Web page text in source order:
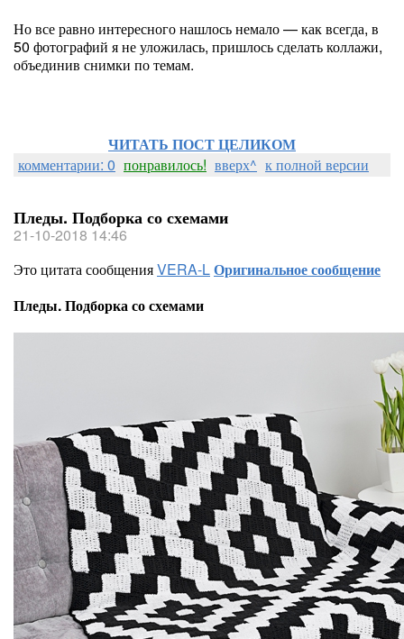
Но все равно интересного нашлось немало — как всегда, в
50 фотографий я не уложилась, пришлось сделать коллажи,
объединив снимки по темам.
ЧИТАТЬ ПОСТ ЦЕЛИКОМ
комментарии: 0 понравилось! вверх^ к полной версии
Пледы. Подборка со схемами
21-10-2018 14:46
Это цитата сообщенияVERA-LОригинальное сообщение
Пледы. Подборка со схемами